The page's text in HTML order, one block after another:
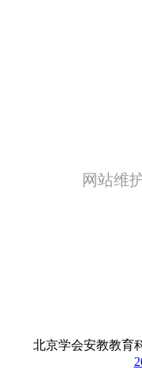
网站维
北京学会安教教育